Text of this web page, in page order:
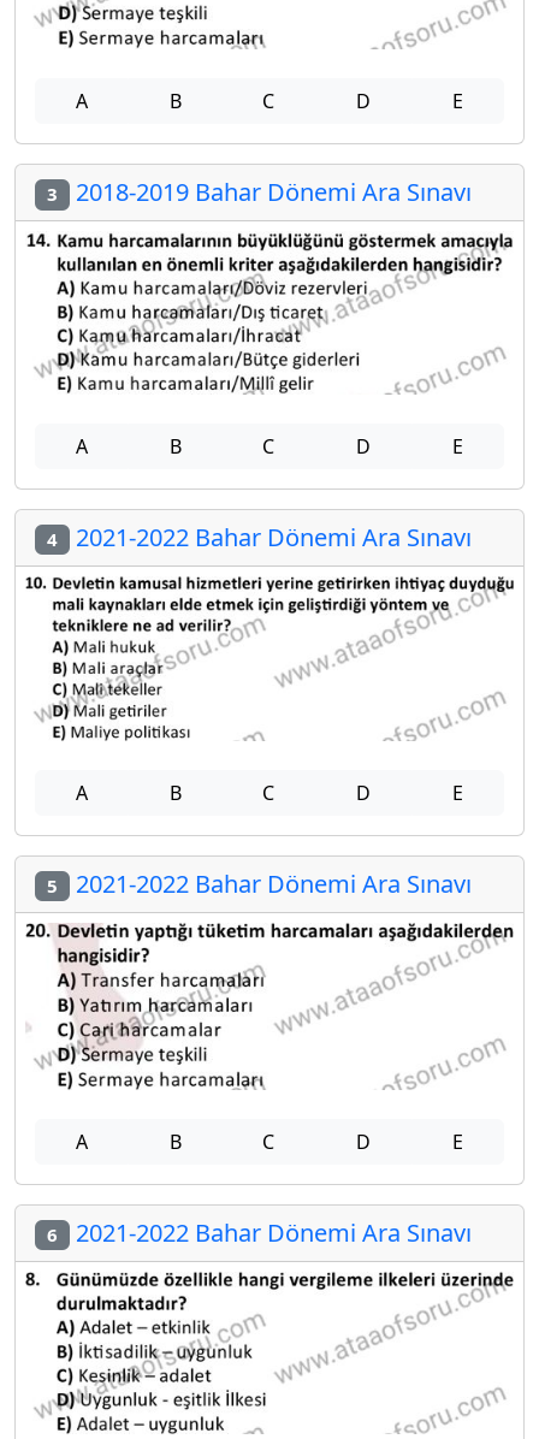
A B C D E
3 2018-2019 Bahar Dönemi Ara Sınavı
A B C D E
4 2021-2022 Bahar Dönemi Ara Sınavı
A B C D E
5 2021-2022 Bahar Dönemi Ara Sınavı
A B C D E
6 2021-2022 Bahar Dönemi Ara Sınavı